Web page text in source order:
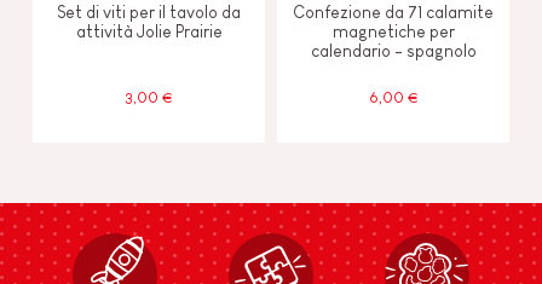
Set di viti per il tavolo da
attività Jolie Prairie
3,00 €
Confezione da 71 calamite
magnetiche per
calendario - spagnolo
6,00 €